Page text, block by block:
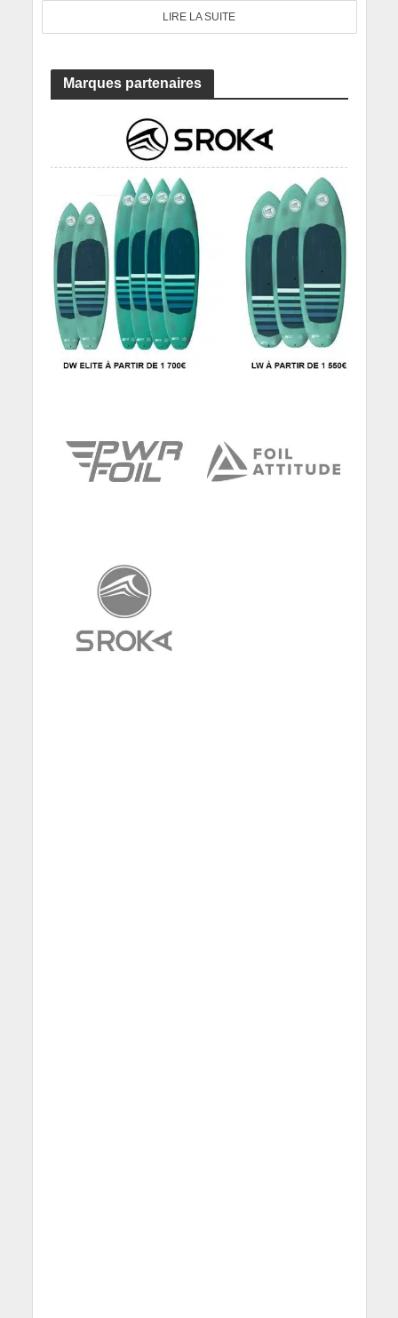
LIRE LA SUITE
Marques partenaires